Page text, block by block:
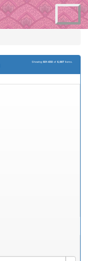
Toggle
navigation
Showing 601-650 of 6,887 items.